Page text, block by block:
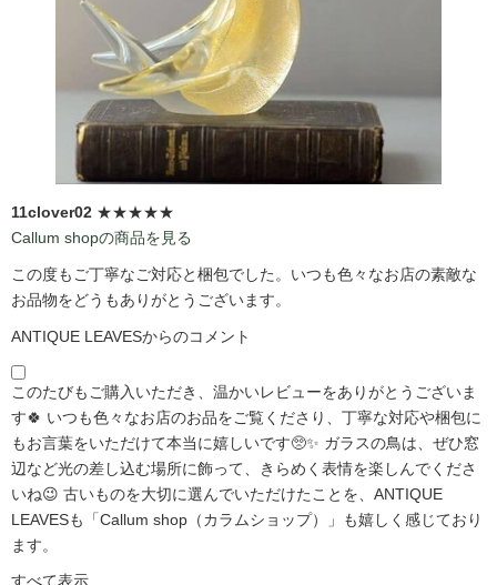
11clover02 ★★★★★
Callum shopの商品を見る
この度もご丁寧なご対応と梱包でした。いつも色々なお店の素敵な
お品物をどうもありがとうございます。
ANTIQUE LEAVESからのコメント
このたびもご購入いただき、温かいレビューをありがとうございま
す🍀 いつも色々なお店のお品をご覧くださり、丁寧な対応や梱包に
もお言葉をいただけて本当に嬉しいです🥺✨ ガラスの鳥は、ぜひ窓
辺など光の差し込む場所に飾って、きらめく表情を楽しんでくださ
いね😉 古いものを大切に選んでいただけたことを、ANTIQUE
LEAVESも「Callum shop（カラムショップ）」も嬉しく感じており
ます。
すべて表示